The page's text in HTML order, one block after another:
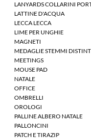
LANYARDS COLLARINI
LATTINE D'ACQUA
LECCA LECCA
LIME PER UNGHIE
MAGNETI
MEDAGLIE STEMMI
MEETINGS
MOUSE PAD
NATALE
OFFICE
OMBRELLI
OROLOGI
PALLINE ALBERO NATALE
PALLONCINI
PATCH E TIRAZIP